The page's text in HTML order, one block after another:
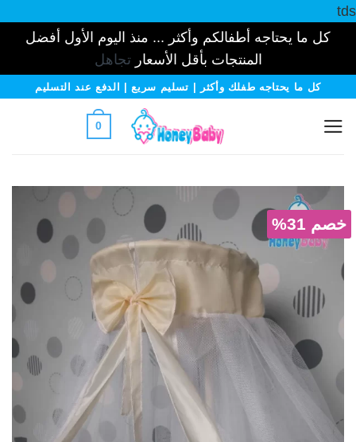
tds
كل ما يحتاجه أطفالكم وأكثر ... منذ اليوم الأول أفضل
المنتجات بأقل الأسعارتجاهل
تخطيكل ما يحتاجه طفلك وأكثر | تسليم سريع | الدفع عند التسليم
0
خصم 31%